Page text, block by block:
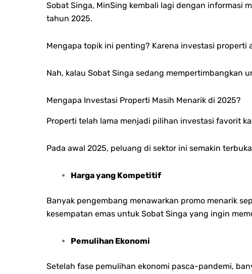
Sobat Singa, MinSing kembali lagi dengan informasi
tahun 2025.
Mengapa topik ini penting? Karena investasi
Nah, kalau Sobat Singa sedang mempertimbangkan
Mengapa Investasi Properti Masih Menarik di 2025?
Properti telah lama menjadi pilihan investasi favorit
Pada awal 2025, peluang di sektor ini semakin
Harga yang Kompetitif
Banyak pengembang menawarkan promo menarik
kesempatan emas untuk Sobat Singa yang ingin
Pemulihan Ekonomi
Setelah fase pemulihan ekonomi pasca-pandemi,